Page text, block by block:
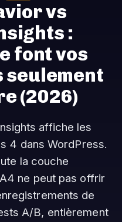
vs
:
font vos
(2026)
affiche les
4 dans WordPress.
la couche
ne peut pas offrir
de
A/B, entièrement